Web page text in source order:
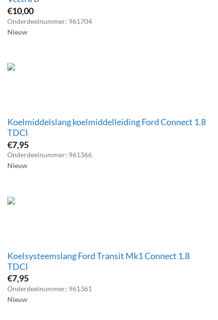
€10,00
Onderdeelnummer: 961704
Nieuw
Koelmiddelslang koelmiddelleiding Ford Connect 1.8
TDCI
€7,95
Onderdeelnummer: 961366
Nieuw
Koelsysteemslang Ford Transit Mk1 Connect 1.8
TDCI
€7,95
Onderdeelnummer: 961361
Nieuw